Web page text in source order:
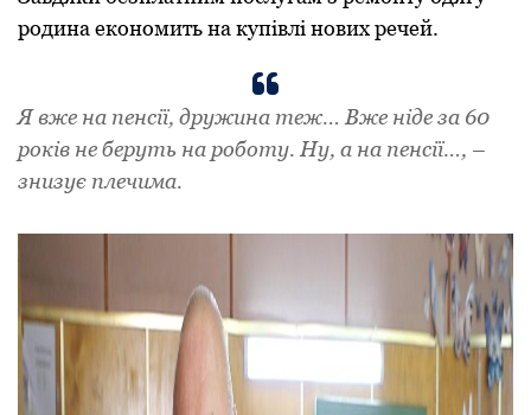
родина економить на купівлі нових речей.
Я вже на пенсії, дружина теж… Вже ніде за 60
років не беруть на роботу. Ну, а на пенсії…, –
знизує плечима.